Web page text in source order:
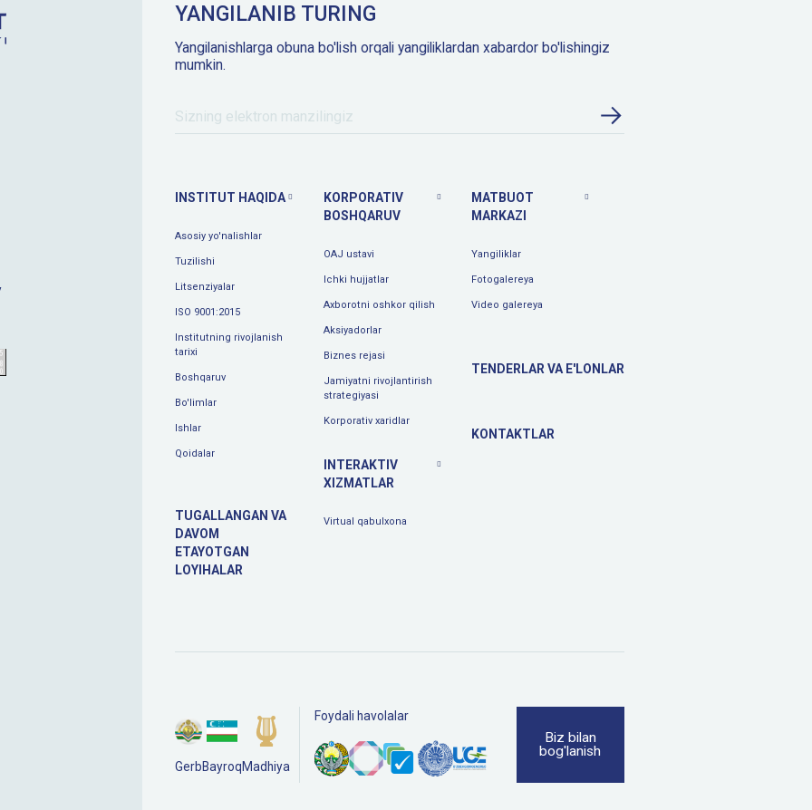
YANGILANIB TURING
Yangilanishlarga obuna bo'lish orqali yangiliklardan xabardor bo'lishingiz
mumkin.
INSTITUT HAQIDA
Asosiy yo'nalishlar
Tuzilishi
Litsenziyalar
ISO 9001:2015
Institutning rivojlanish
tarixi
Boshqaruv
Bo'limlar
Ishlar
Qoidalar
TUGALLANGAN VA
DAVOM
ETAYOTGAN
LOYIHALAR
KORPORATIV
BOSHQARUV
OAJ ustavi
Ichki hujjatlar
Axborotni oshkor qilish
Aksiyadorlar
Biznes rejasi
Jamiyatni rivojlantirish
strategiyasi
Korporativ xaridlar
INTERAKTIV
XIZMATLAR
Virtual qabulxona
MATBUOT
MARKAZI
Yangiliklar
Fotogalereya
Video galereya
TENDERLAR VA E'LONLAR
KONTAKTLAR
GerbBayroqMadhiya
Foydali havolalar
Biz bilan
bog'lanish